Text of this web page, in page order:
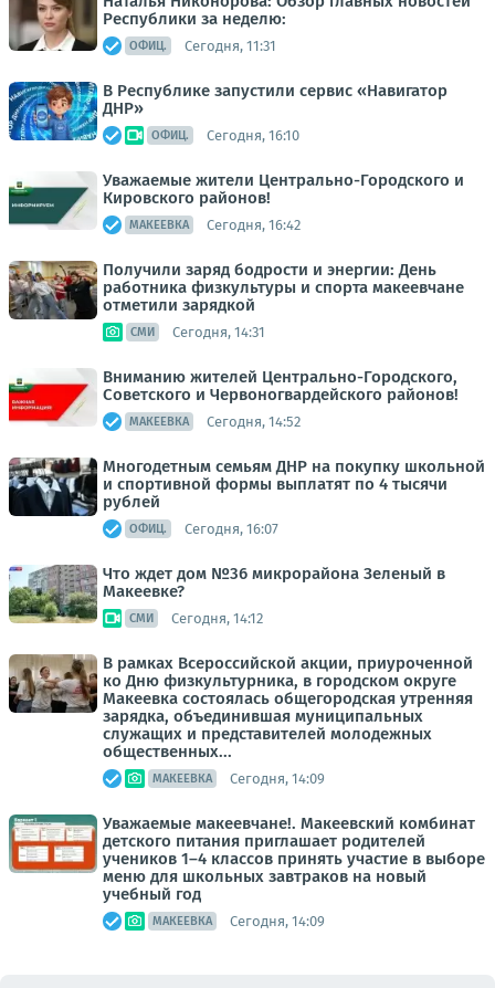
Республики за неделю:
ОФИЦ. Сегодня, 11:31
В Республике запустили сервис «Навигатор
ДНР»
ОФИЦ. Сегодня, 16:10
Уважаемые жители Центрально-Городского и
Кировского районов!
МАКЕЕВКА Сегодня, 16:42
Получили заряд бодрости и энергии: День
работника физкультуры и спорта макеевчане
отметили зарядкой
СМИ Сегодня, 14:31
Вниманию жителей Центрально-Городского,
Советского и Червоногвардейского районов!
МАКЕЕВКА Сегодня, 14:52
Многодетным семьям ДНР на покупку школьной
и спортивной формы выплатят по 4 тысячи
рублей
ОФИЦ. Сегодня, 16:07
Что ждет дом №36 микрорайона Зеленый в
Макеевке?
СМИ Сегодня, 14:12
В рамках Всероссийской акции, приуроченной
ко Дню физкультурника, в городском округе
Макеевка состоялась общегородская утренняя
зарядка, объединившая муниципальных
служащих и представителей молодежных
общественных...
МАКЕЕВКА Сегодня, 14:09
Уважаемые макеевчане!. Макеевский комбинат
детского питания приглашает родителей
учеников 1–4 классов принять участие в выборе
меню для школьных завтраков на новый
учебный год
МАКЕЕВКА Сегодня, 14:09